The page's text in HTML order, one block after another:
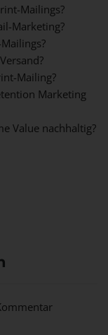
Mailings?
Marketing?
Mailing?
Marketing
Value nachhaltig?